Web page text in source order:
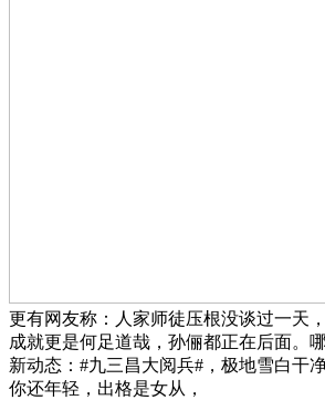
更有网友称：人家师徒压根没谈过一天
成就更是何足道哉，孙俪都正在后面。
新动态：#九三昌大阅兵#，极地雪白干
你还年轻，出格是女从，